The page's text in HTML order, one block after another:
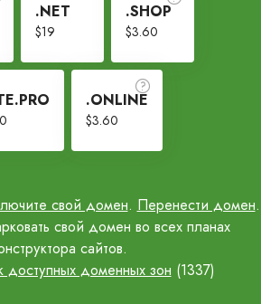
.NET
$19
.SHOP
$3.60
.ONLINE
$3.60
свой домен. Перенести домен.
свой домен во всех планах
сайтов.
доступных доменных зон (1337)